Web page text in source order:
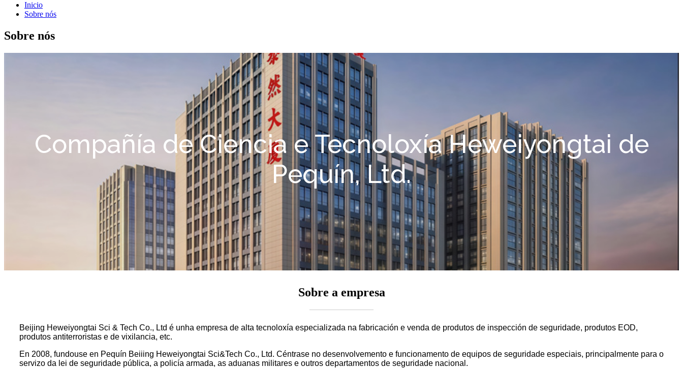
Inicio
Sobre nós
Sobre nós
Compañía de Ciencia e Tecnoloxía Heweiyongtai de
Pequín, Ltd.
Sobre a empresa
Beijing Heweiyongtai Sci & Tech Co., Ltd é unha empresa de alta tecnoloxía especializada na fabricación e venda de produtos de inspección de seguridade, produtos EOD,
produtos antiterroristas e de vixilancia, etc.
En 2008, fundouse en Pequín Beiiing Heweiyongtai Sci&Tech Co., Ltd. Céntrase no desenvolvemento e funcionamento de equipos de seguridade especiais, principalmente para o
servizo da lei de seguridade pública, a policía armada, as aduanas militares e outros departamentos de seguridade nacional.